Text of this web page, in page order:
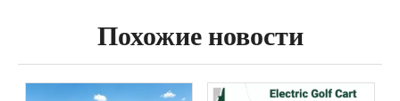
Похожие новости